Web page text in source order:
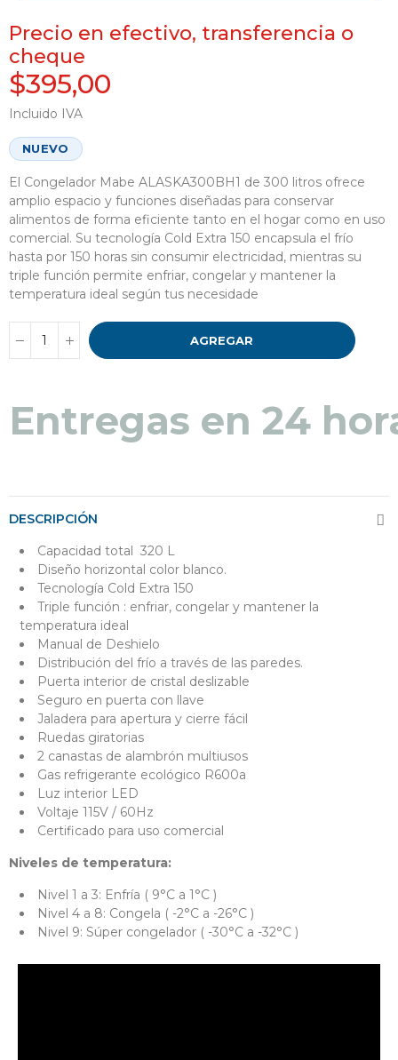
Precio en efectivo, transferencia o
cheque
$395,00
Incluido IVA
NUEVO
El Congelador Mabe ALASKA300BH1 de 300 litros ofrece
amplio espacio y funciones diseñadas para conservar
alimentos de forma eficiente tanto en el hogar como en uso
comercial. Su tecnología Cold Extra 150 encapsula el frío
hasta por 150 horas sin consumir electricidad, mientras su
triple función permite enfriar, congelar y mantener la
temperatura ideal según tus necesidade
AGREGAR
Entregas en 24
Entregas en 48 a
DESCRIPCIÓN
Capacidad total 320 L
Diseño horizontal color blanco.
Tecnología Cold Extra 150
Triple función : enfriar, congelar y mantener la
temperatura ideal
Manual de Deshielo
Distribución del frío a través de las paredes.
Puerta interior de cristal deslizable
Seguro en puerta con llave
Jaladera para apertura y cierre fácil
Ruedas giratorias
2 canastas de alambrón multiusos
Gas refrigerante ecológico R600a
Luz interior LED
Voltaje 115V / 60Hz
Certificado para uso comercial
Niveles de temperatura:
Nivel 1 a 3: Enfría ( 9°C a 1°C )
Nivel 4 a 8: Congela ( -2°C a -26°C )
Nivel 9: Súper congelador ( -30°C a -32°C )